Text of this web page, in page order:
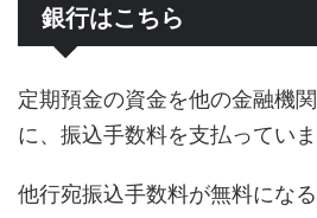
銀行はこちら
定期預金の資金を他の金融機
に、振込手数料を支払ってい
他行宛振込手数料が無料にな